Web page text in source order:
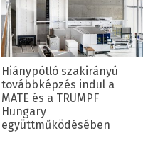
Hiánypótló szakirányú
továbbképzés indul a
MATE és a TRUMPF
Hungary
együttműködésében